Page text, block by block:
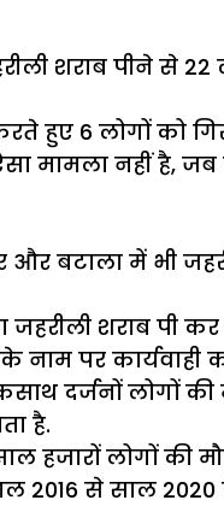
शराब पीने से 22
6 लोगों को
नहीं है, जब
बटाला में भी
शराब पी कर
पर कार्यवाही
दर्जनों लोगों की
है.
लोगों की
2016 से साल